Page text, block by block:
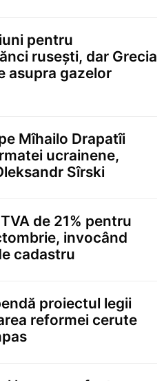
pentru
rusești, dar Grecia
asupra gazelor
Mîhailo Drapatîi
ucrainene,
Sîrski
de 21% pentru
invocând
cadastru
proiectul legii
reformei cerute